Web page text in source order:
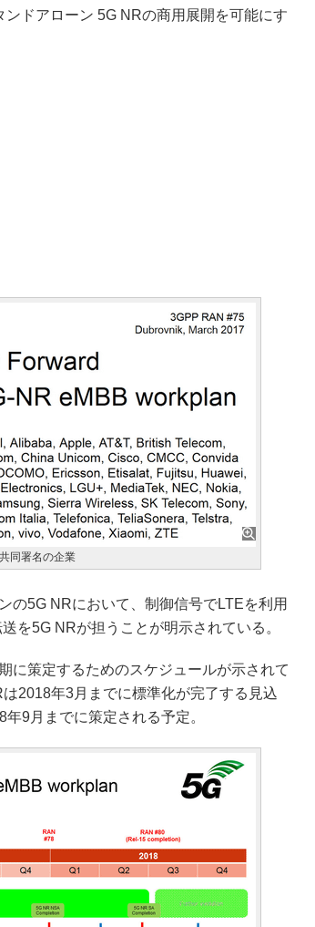
ドアローン 5G NRの商用展開を可能にす
同署名の企業
5G NRにおいて、制御信号でLTEを利用
を5G NRが担うことが明示されている。
策定するためのスケジュールが示されて
2018年3月までに標準化が完了する見込
9月までに策定される予定。